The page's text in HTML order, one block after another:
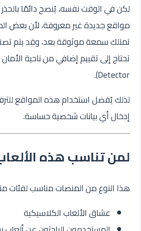
لكن في الوقت نفسه، يُنصح دائمًا
مواقع جديدة غير معروفة، لأن بعض
تمتلك سمعة موثوقة بعد، وقد يتم
Detector).
لذلك يُفضل استخدام هذه المواقع
إدخال أي بيانات شخصية حساسة.
لمن تناسب هذه
هذا النوع من المنصات مناسب لفئات
عشاق الألعاب الكلاسيكية